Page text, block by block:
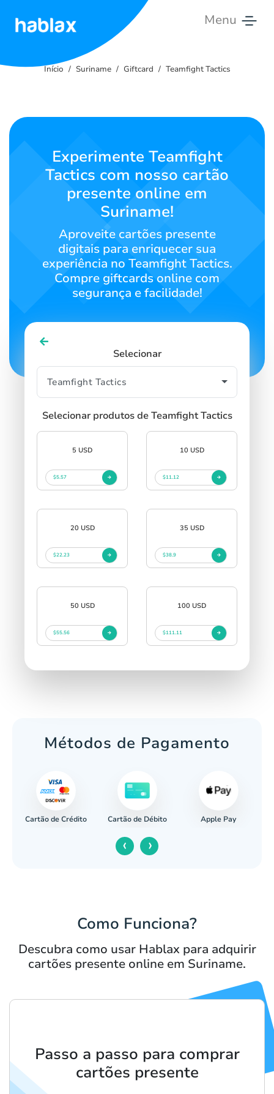
Menu
Tarifas
Contate-
SIGN UP
Início Suriname Giftcard Teamfight Tactics
Experimente Teamfight
Tactics com nosso cartão
presente online em
Suriname!
Aproveite cartões presente
digitais para enriquecer sua
experiência no Teamfight Tactics.
Compre giftcards online com
segurança e facilidade!
Selecionar
Selecionar produtos de Teamfight Tactics
5 USD
$5.57
10 USD
$11.12
20 USD
$22.23
35 USD
$38.9
50 USD
$55.56
100 USD
$111.11
Métodos de Pagamento
Cartão de Crédito Cartão de Débito Apple Pay
‹ ›
Como Funciona?
Descubra como usar Hablax para adquirir
cartões presente online em Suriname.
Passo a passo para comprar
cartões presente